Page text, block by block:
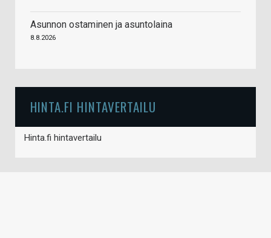
Asunnon ostaminen ja asuntolaina
8.8.2026
HINTA.FI HINTAVERTAILU
Hinta.fi hintavertailu